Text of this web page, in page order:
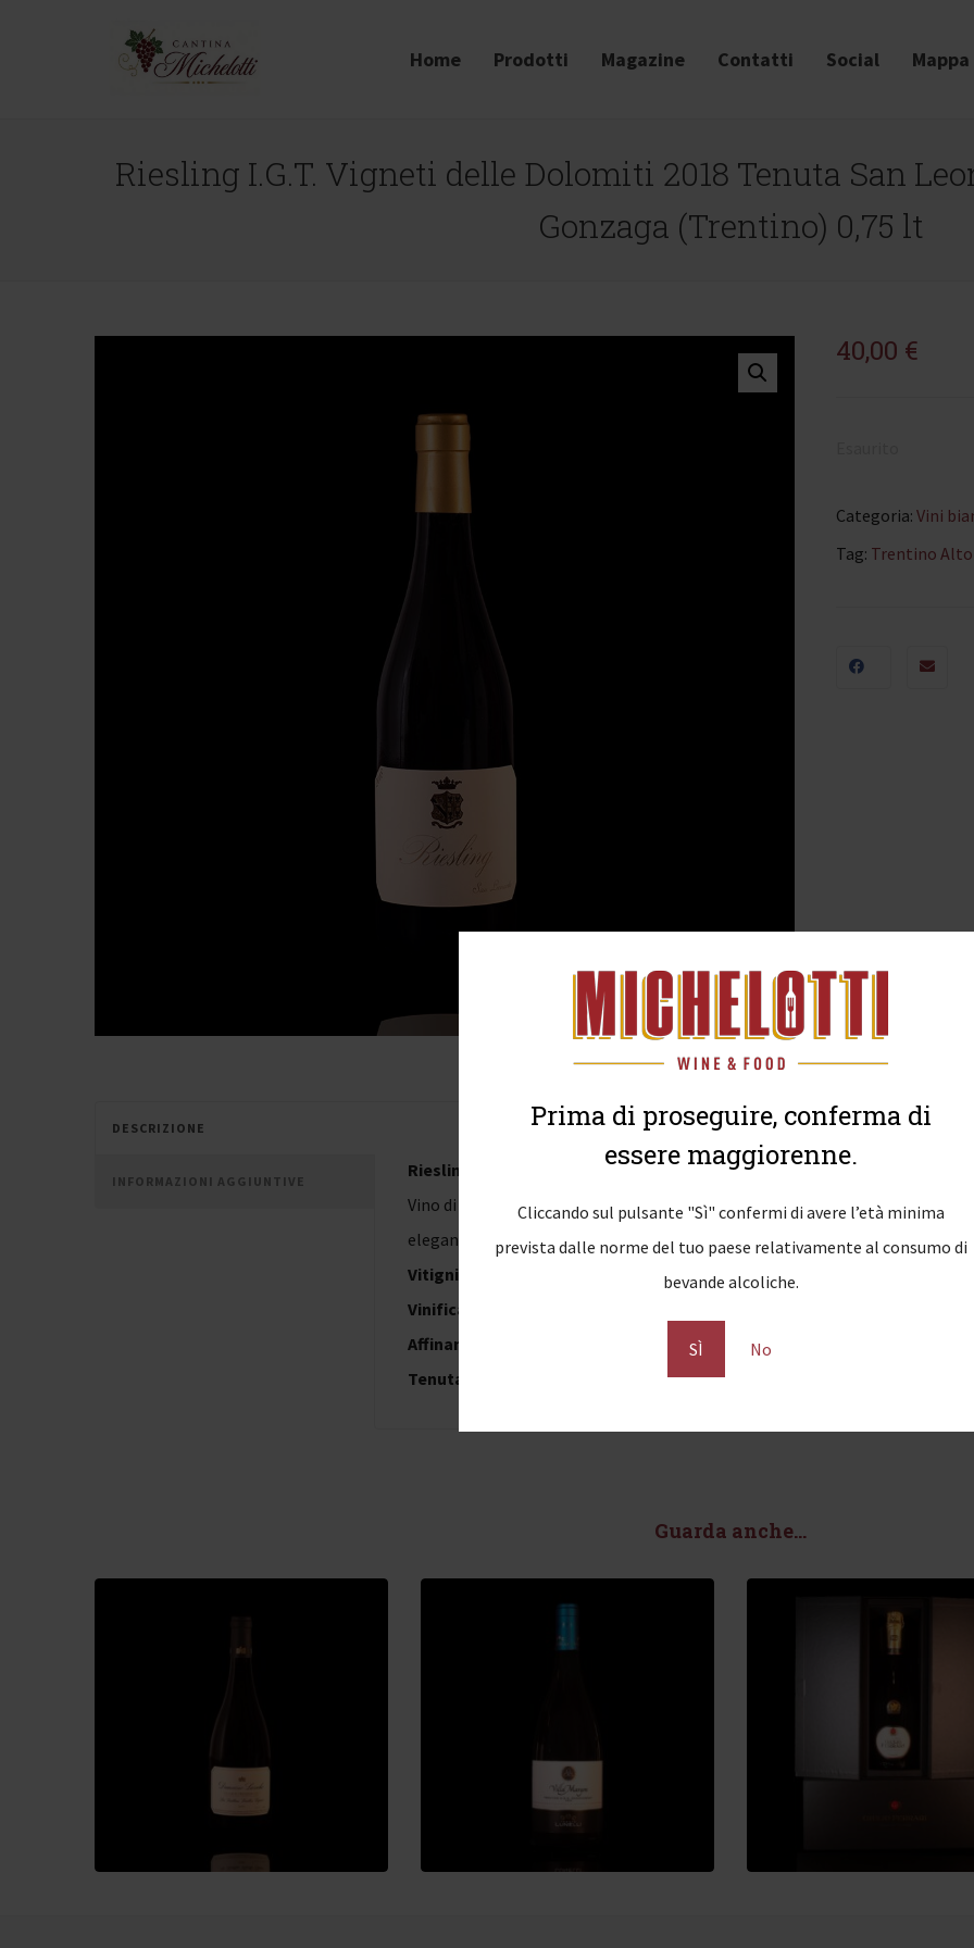
Prima di proseguire, conferma di
essere maggiorenne.
Cliccando sul pulsante "Sì" confermi di avere l’età minima
prevista dalle norme del tuo paese relativamente al consumo di
bevande alcoliche.
SÌ No
Home Prodotti Magazine Contatti Social
Riesling I.G.T. Vigneti delle Dolomiti 2018 Tenuta San
Gonzaga (Trentino) 0,75 lt
40,00 €
Categoria: Vini
Tag: Trentino Alto
DESCRIZIONE
INFORMAZIONI AGGIUNTIVE
Riesling I.G.T. Vigneti delle Dolomiti Tenuta San Leonardo
Vino di grande struttura ed acidità, il Riesling, con il suo carattere
eleganti.
Vitigni
Vinificazione
: 12 ore di macerazione a freddo, pressatura soffice e
Affinamento
: 12 mesi sui propri lieviti in Tonneaux di rovere francese, di
Tenuta all’invecchiamento
: 10 anni e più
Guarda anche...